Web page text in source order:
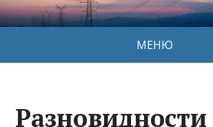
МЕНЮ
Разновидности